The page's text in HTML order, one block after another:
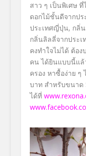
สาว ๆ เป็นพิเศษ
ดอกไม้ชั้นดีจากปร
ประเทศญี่ปุ่น, กลิ่น
กลิ่นลิลลี่จากประเ
คงทำใจไม่ได้ ต้อง
คน ได้ยินแบบนี้แล้
ครอง หาซื้อง่าย ๆ
บาท สำหรับขนาด
ได้ที่